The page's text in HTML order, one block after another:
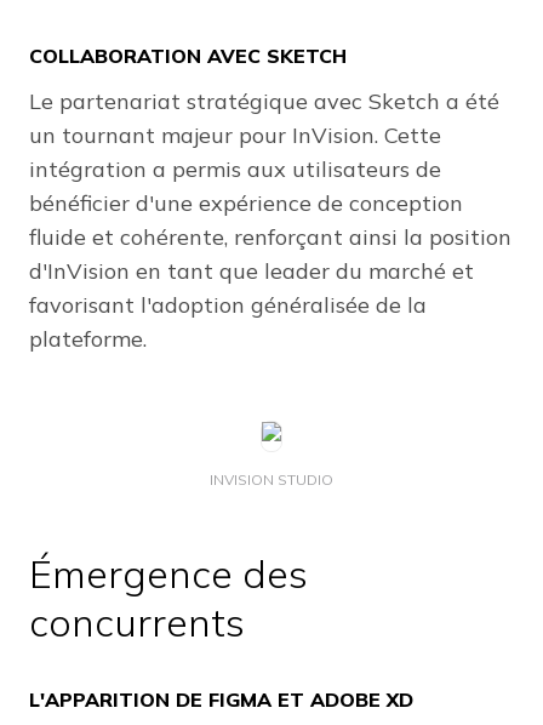
COLLABORATION AVEC SKETCH
Le partenariat stratégique avec Sketch a été
un tournant majeur pour InVision. Cette
intégration a permis aux utilisateurs de
bénéficier d'une expérience de conception
fluide et cohérente, renforçant ainsi la position
d'InVision en tant que leader du marché et
favorisant l'adoption généralisée de la
plateforme.
INVISION STUDIO
Émergence des
concurrents
L'APPARITION DE FIGMA ET ADOBE XD